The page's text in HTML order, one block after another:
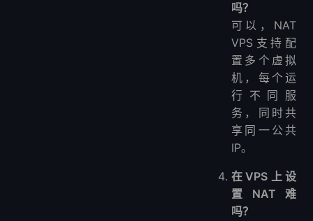
吗？
可以，NAT
VPS支持配
置多个虚拟
机，每个运
行不同服
务，同时共
享同一公共
IP。
在VPS上设
置NAT难
吗？